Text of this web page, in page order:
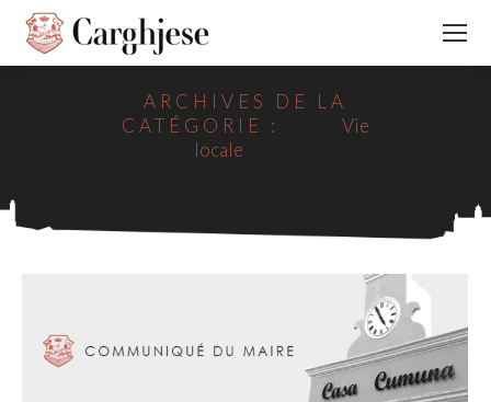
ARCHIVES DE LA
CATÉGORIE :
Vie
locale